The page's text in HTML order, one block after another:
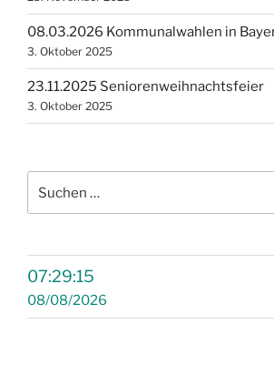
08.03.2026 Kommunalwahlen in
3. Oktober 2025
23.11.2025 Seniorenweihnachtsfeier
3. Oktober 2025
nach:
07:29:16
08/08/2026